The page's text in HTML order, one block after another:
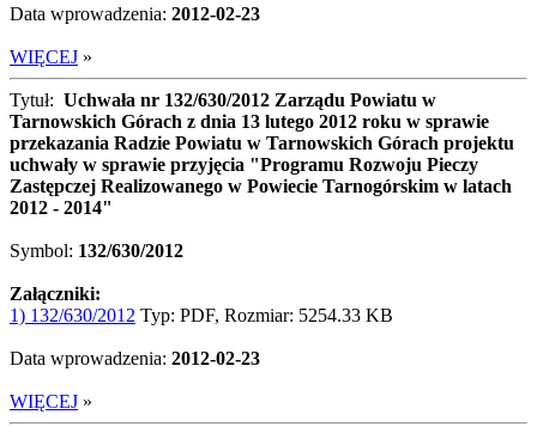
Data wprowadzenia: 2012-02-23
WIĘCEJ »
Tytuł: Uchwała nr 132/630/2012 Zarządu Powiatu w
Tarnowskich Górach z dnia 13 lutego 2012 roku w sprawie
przekazania Radzie Powiatu w Tarnowskich Górach projektu
uchwały w sprawie przyjęcia "Programu Rozwoju Pieczy
Zastępczej Realizowanego w Powiecie Tarnogórskim w latach
2012 - 2014"
Symbol: 132/630/2012
Załączniki:
1) 132/630/2012 Typ: PDF, Rozmiar: 5254.33 KB
Data wprowadzenia: 2012-02-23
WIĘCEJ »